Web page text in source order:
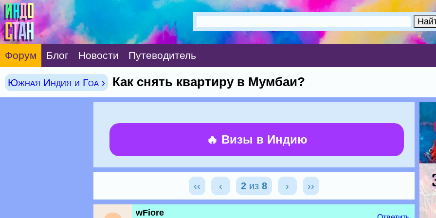
Форум Блог Новости Путеводитель
Южная Индия и Гоа › Как снять квартиру в Мумбаи?
🔥 Визы в Индию
‹‹ ‹ 2 из 8 › ››
wFiore